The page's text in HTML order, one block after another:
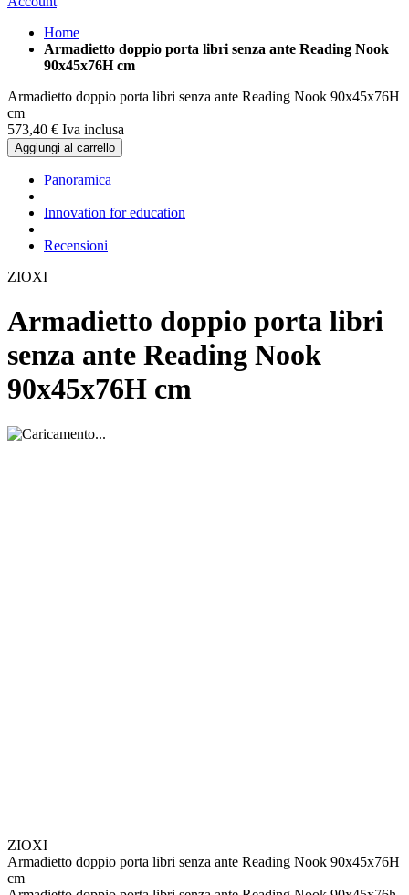
Home
Armadietto doppio porta libri senza ante Reading Nook
90x45x76H cm
Armadietto doppio porta libri senza ante Reading Nook 90x45x76H
cm
573,40 € Iva inclusa
Aggiungi al carrello
Panoramica
Innovation for education
Recensioni
ZIOXI
Armadietto doppio porta libri
senza ante Reading Nook
90x45x76H cm
ZIOXI
Armadietto doppio porta libri senza ante Reading Nook 90x45x76H
cm